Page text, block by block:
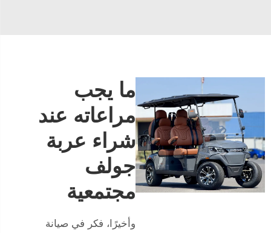
ما يجب
مراعاته عند
شراء عربة
جولف
مجتمعية
وأخيرًا، فكر في صيانة